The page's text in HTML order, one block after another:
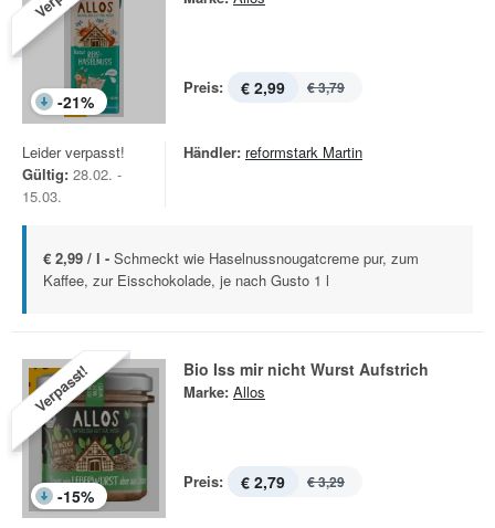
-21%
Preis: € 2,99 € 3,79
Leider verpasst!
Gültig: 28.02. -
15.03.
Händler: reformstark Martin
€ 2,99 / l - Schmeckt wie Haselnussnougatcreme pur, zum
Kaffee, zur Eisschokolade, je nach Gusto 1 l
Verpasst!
-15%
Bio Iss mir nicht Wurst Aufstrich
Marke: Allos
Preis: € 2,79 € 3,29